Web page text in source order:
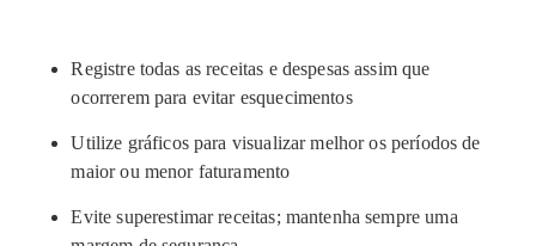
Registre todas as receitas e despesas assim que
ocorrerem para evitar esquecimentos
Utilize gráficos para visualizar melhor os períodos de
maior ou menor faturamento
Evite superestimar receitas; mantenha sempre uma